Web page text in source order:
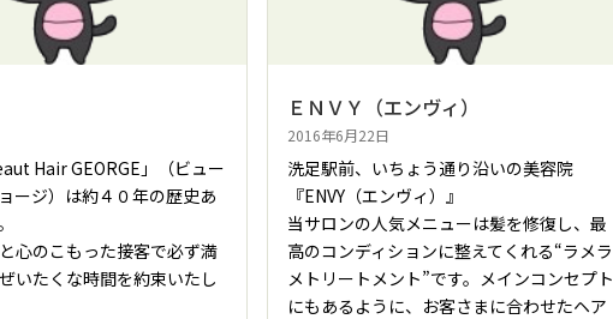
Hair GEORGE」（ビュー
ージ）は約４０年の歴史あ
心のこもった接客で必ず満
いたくな時間を約束いたし
ＥＮＶＹ（エンヴィ）
2016年6月22日
洗足駅前、いちょう通り沿いの美容院
『ENVY（エンヴィ）』
当サロンの人気メニューは髪を修復し、最
高のコンディションに整えてくれる“ラメラ
メトリートメント”です。メインコンセプト
にもあるように、お客さまに合わせたヘア